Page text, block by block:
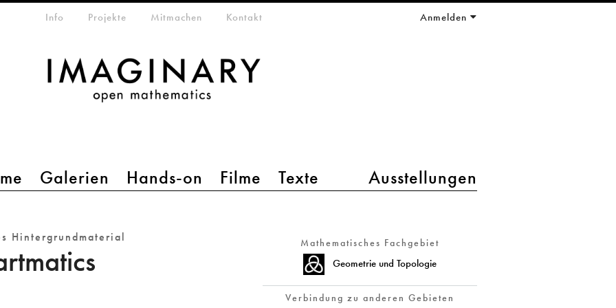
Galerien Hands-on Filme Texte Ausstellungen
Info Projekte Mitmachen Kontakt Anmelden
Hintergrundmaterial
Mathematisches Fachgebiet
Geometrie und Topologie
Verbindung zu anderen Gebieten